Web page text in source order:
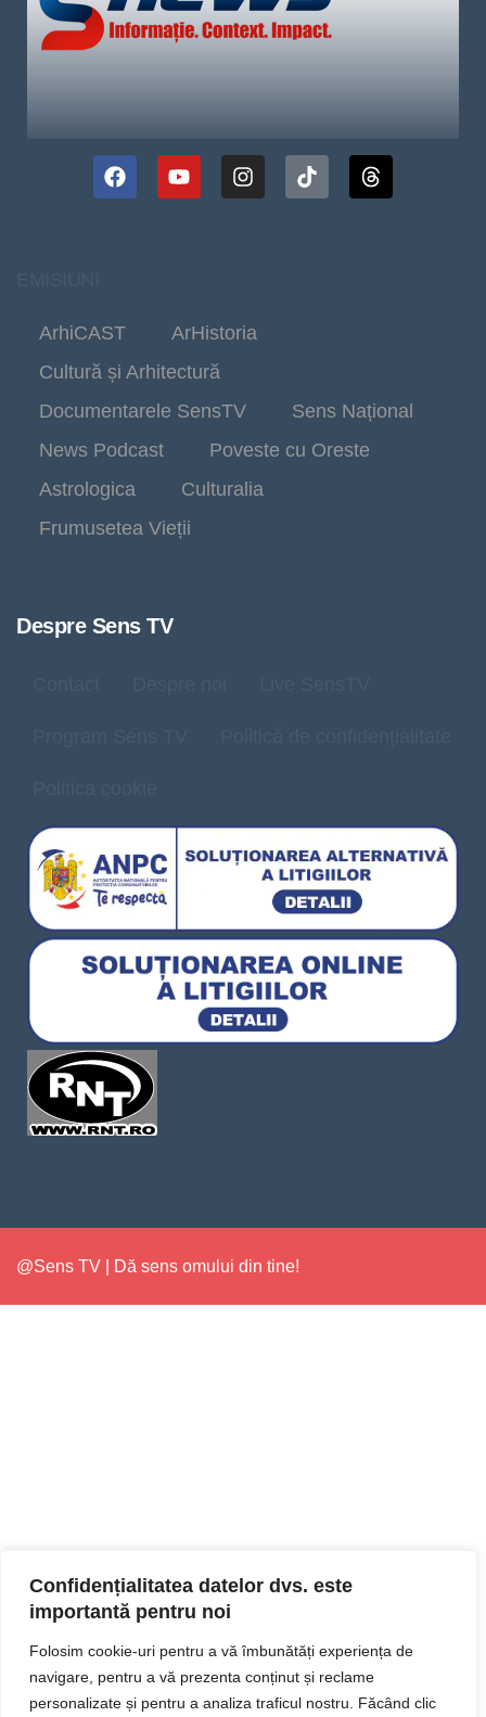
Confidențialitatea datelor dvs. este
importantă pentru noi
Folosim cookie-uri pentru a vă îmbunătăți experiența de
navigare, pentru a vă prezenta conținut și reclame
personalizate și pentru a analiza traficul nostru. Făcând clic
ArhiCAST
ArHistoria
Cultură și Arhitectură
Documentarele SensTV
Sens Național
News Podcast
Poveste cu Oreste
Astrologica
Culturalia
Frumusetea Vieții
Despre Sens TV
@Sens TV | Dă sens omului din tine!